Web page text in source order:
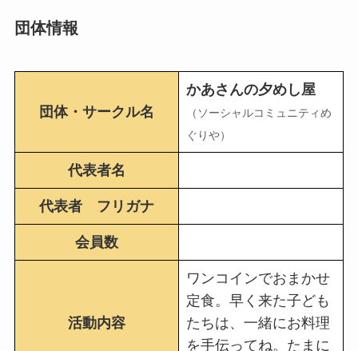
団体情報
団体・サークル名
かあさんの夕めし屋
（ソーシャルコミュニティめ
ぐりや）
代表者名
代表者 フリガナ
会員数
活動内容
ワンコインでおまかせ
定食。早く来た子ども
たちは、一緒にお料理
を手伝ってね。たまに